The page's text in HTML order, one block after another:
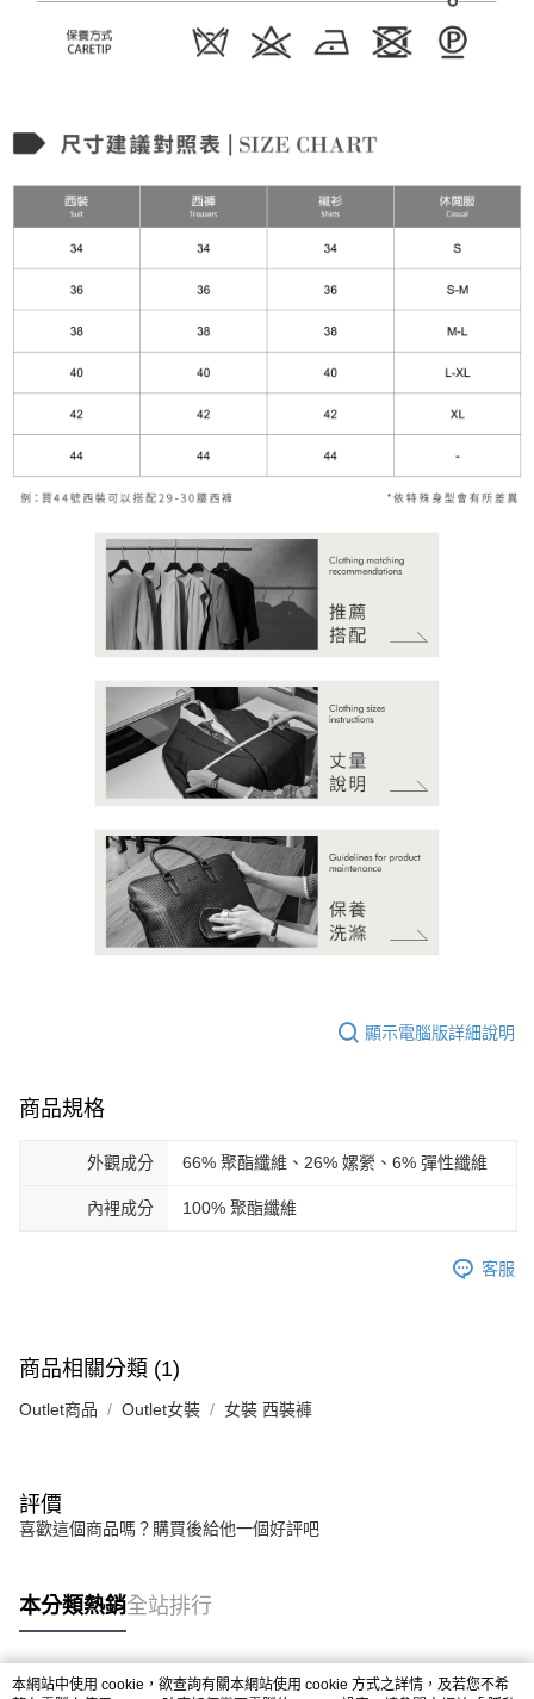
顯示電腦版詳細說明
商品規格
外觀成分 66% 聚酯纖維、26% 嫘縈、6% 彈性纖維
內裡成分 100% 聚酯纖維
客服
商品相關分類 (1)
Outlet商品 Outlet女裝 女裝 西裝褲
評價
喜歡這個商品嗎？購買後給他一個好評吧
本分類熱銷全站排行
本網站中使用 cookie，欲查詢有關本網站使用 cookie 方式之詳情，及若您不希